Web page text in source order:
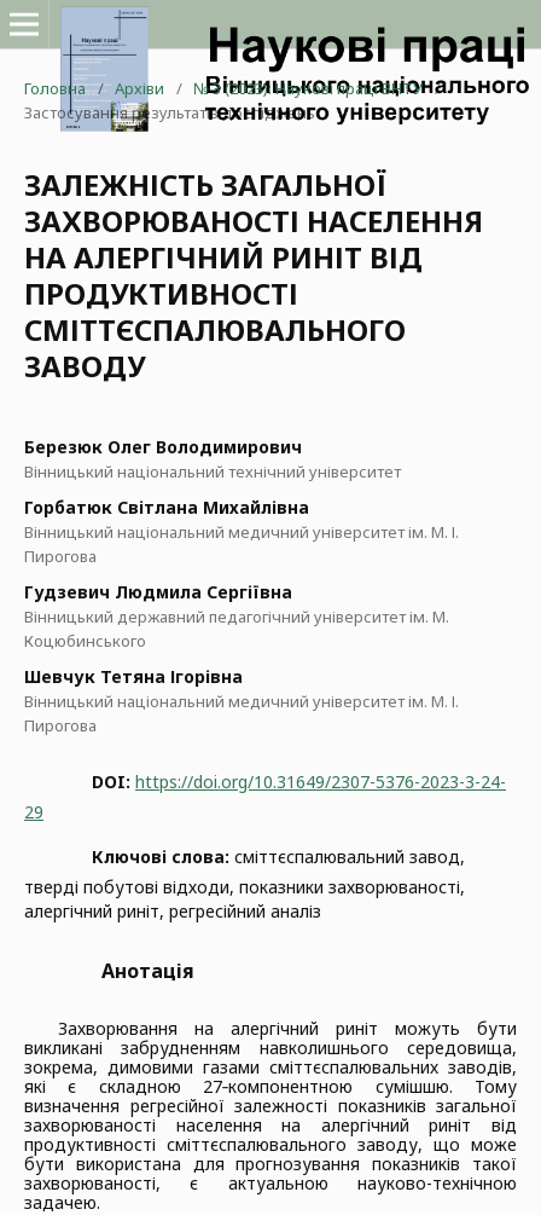
Головна / Архіви / № 3 (2023): Наукові праці ВНТУ /
Застосування результатів досліджень
ЗАЛЕЖНІСТЬ ЗАГАЛЬНОЇ
ЗАХВОРЮВАНОСТІ НАСЕЛЕННЯ
НА АЛЕРГІЧНИЙ РИНІТ ВІД
ПРОДУКТИВНОСТІ
СМІТТЄСПАЛЮВАЛЬНОГО
ЗАВОДУ
Березюк Олег Володимирович
Вінницький національний технічний університет
Горбатюк Світлана Михайлівна
Вінницький національний медичний університет ім. М. І.
Пирогова
Гудзевич Людмила Сергіївна
Вінницький державний педагогічний університет ім. М.
Коцюбинського
Шевчук Тетяна Ігорівна
Вінницький національний медичний університет ім. М. І.
Пирогова
DOI: https://doi.org/10.31649/2307-5376-2023-3-24-
29
Ключові слова: сміттєспалювальний завод,
тверді побутові відходи, показники захворюваності,
алергічний риніт, регресійний аналіз
Анотація
Захворювання на алергічний риніт можуть бути
викликані забрудненням навколишнього середовища,
зокрема, димовими газами сміттєспалювальних заводів,
які є складною 27‑компонентною сумішшю. Тому
визначення регресійної залежності показників загальної
захворюваності населення на алергічний риніт від
продуктивності сміттєспалювального заводу, що може
бути використана для прогнозування показників такої
захворюваності, є актуальною науково-технічною
задачею.